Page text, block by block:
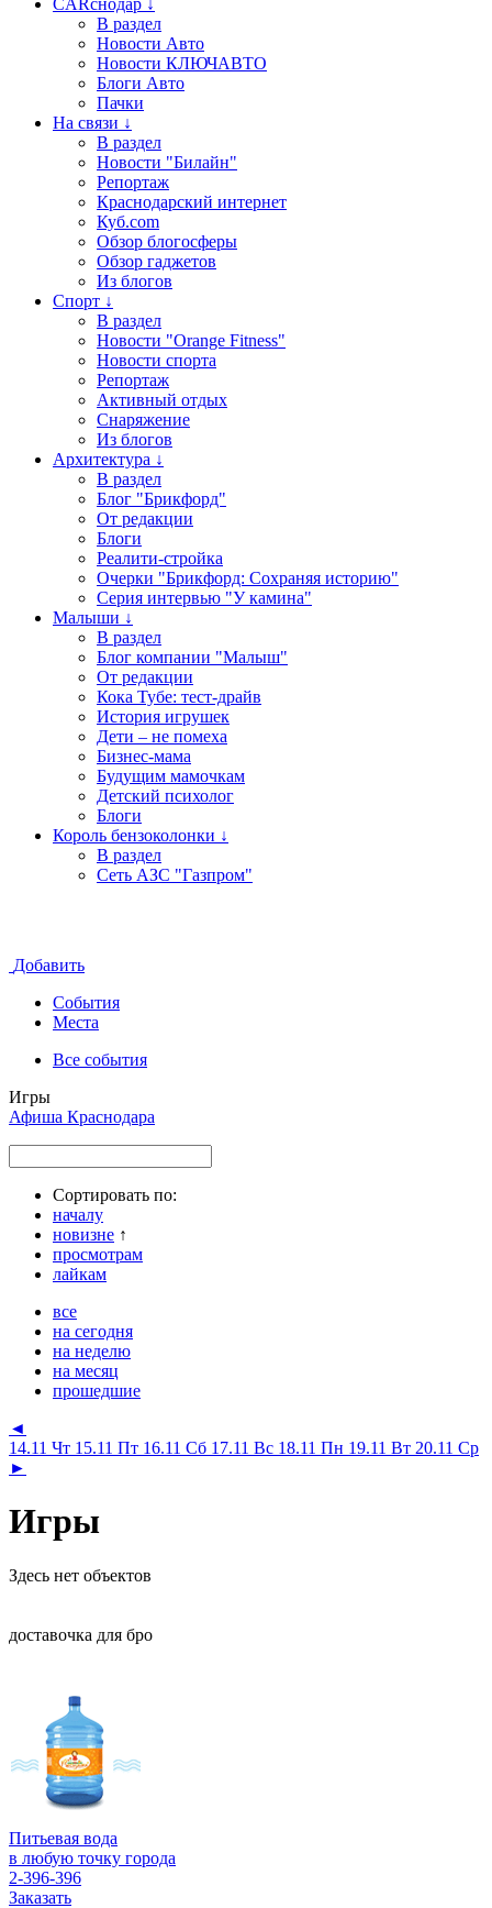
CARснодар ↓
В раздел
Новости Авто
Новости КЛЮЧАВТО
Блоги Авто
Пачки
На связи ↓
В раздел
Новости "Билайн"
Репортаж
Краснодарский интернет
Куб.com
Обзор блогосферы
Обзор гаджетов
Из блогов
Спорт ↓
В раздел
Новости "Orange Fitness"
Новости спорта
Репортаж
Активный отдых
Снаряжение
Из блогов
Архитектура ↓
В раздел
Блог "Брикфорд"
От редакции
Блоги
Реалити-стройка
Очерки "Брикфорд: Сохраняя историю"
Серия интервью "У камина"
Малыши ↓
В раздел
Блог компании "Малыш"
От редакции
Кока Тубе: тест-драйв
История игрушек
Дети – не помеха
Бизнес-мама
Будущим мамочкам
Детский психолог
Блоги
Король бензоколонки ↓
В раздел
Сеть АЗС "Газпром"
Добавить
События
Места
Все события
Игры
Афиша Краснодара
Сортировать по:
началу
новизне ↑
просмотрам
лайкам
все
на сегодня
на неделю
на месяц
прошедшие
◄
14.11 Чт 15.11 Пт 16.11 Сб 17.11 Вс 18.11 Пн 19.11 Вт 20.11 Ср
►
Игры
Здесь нет объектов
доставочка для бро
Питьевая вода
в любую точку города
2-396-396
Заказать